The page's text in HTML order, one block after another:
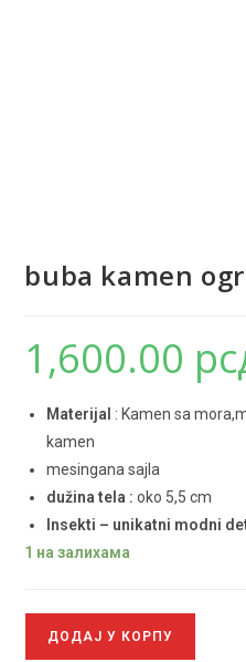
buba kamen
1,600.00
Materijal : Kamen sa
kamen
mesingana sajla
dužina tela :oko 5,5 cm
Insekti – unikatni modni
1 на залихама
ДОДАЈ У КОРПУ